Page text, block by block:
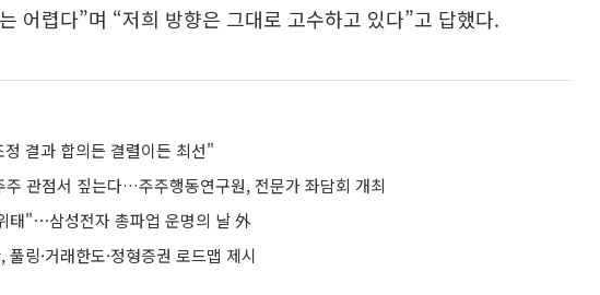
어렵다”며 “저희 방향은 그대로 고수하고 있다”고 답했다.
결과 합의든 결렬이든 최선"
주 관점서 짚는다…주주행동연구원, 전문가 좌담회 개최
태"⋯삼성전자 총파업 운명의 날 外
링·거래한도·정형증권 로드맵 제시